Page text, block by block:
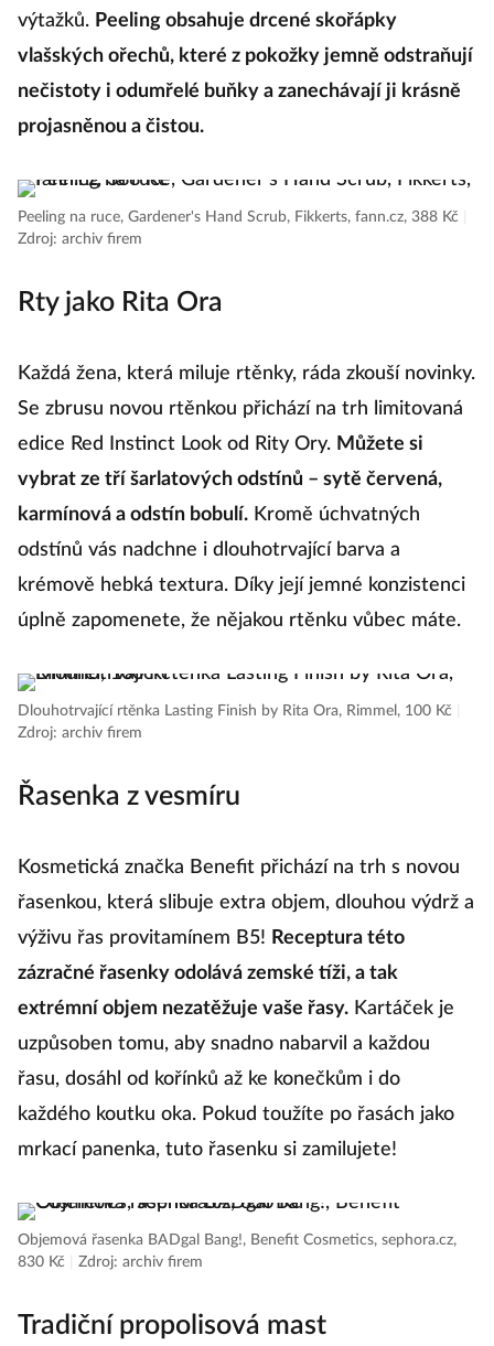
výtažků. Peeling obsahuje drcené skořápky
vlašských ořechů, které z pokožky jemně odstraňují
nečistoty i odumřelé buňky a zanechávají ji krásně
projasněnou a čistou.
Peeling na ruce, Gardener's Hand Scrub, Fikkerts, fann.cz, 388 Kč
Zdroj: archiv firem
Rty jako Rita Ora
Každá žena, která miluje rtěnky, ráda zkouší novinky.
Se zbrusu novou rtěnkou přichází na trh limitovaná
edice Red Instinct Look od Rity Ory. Můžete si
vybrat ze tří šarlatových odstínů – sytě červená,
karmínová a odstín bobulí. Kromě úchvatných
odstínů vás nadchne i dlouhotrvající barva a
krémově hebká textura. Díky její jemné konzistenci
úplně zapomenete, že nějakou rtěnku vůbec máte.
Dlouhotrvající rtěnka Lasting Finish by Rita Ora, Rimmel, 100 Kč
Zdroj: archiv firem
Řasenka z vesmíru
Kosmetická značka Benefit přichází na trh s novou
řasenkou, která slibuje extra objem, dlouhou výdrž a
výživu řas provitamínem B5! Receptura této
zázračné řasenky odolává zemské tíži, a tak
extrémní objem nezatěžuje vaše řasy. Kartáček je
uzpůsoben tomu, aby snadno nabarvil a každou
řasu, dosáhl od kořínků až ke konečkům i do
každého koutku oka. Pokud toužíte po řasách jako
mrkací panenka, tuto řasenku si zamilujete!
Objemová řasenka BADgal Bang!, Benefit Cosmetics, sephora.cz,
830 Kč
Zdroj: archiv firem
Tradiční propolisová mast